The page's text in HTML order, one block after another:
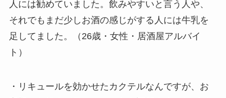
人には勧めていました。飲みやすいと言う人や、
それでもまだ少しお酒の感じがする人には牛乳を
足してました。（26歳・女性・居酒屋アルバイ
ト）
・リキュールを効かせたカクテルなんですが、お